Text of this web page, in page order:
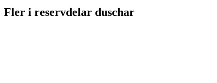
Fler i reservdelar duschar